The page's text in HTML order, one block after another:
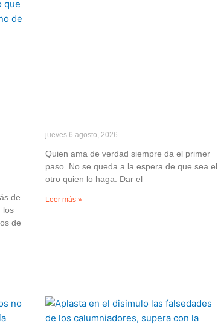
de
los
de
jueves 6 agosto, 2026
Quien ama de verdad siempre da el primer
paso. No se queda a la espera de que sea el
otro quien lo haga. Dar el
Leer más »